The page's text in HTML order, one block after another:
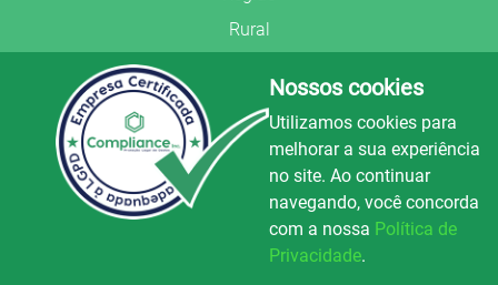
Rural
Segurança Pública
União Frederiquense
© Copyright 2022.LA+.
Nossos cookies
Utilizamos cookies para
melhorar a sua experiência
no site. Ao continuar
navegando, você concorda
com a nossa Política de
Privacidade.